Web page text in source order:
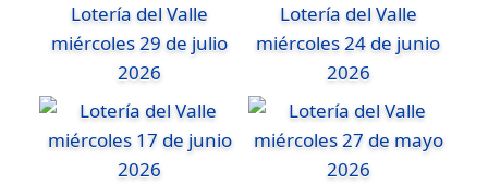
Lotería del Valle
miércoles 29 de julio
2026
Lotería del Valle
miércoles 24 de junio
2026